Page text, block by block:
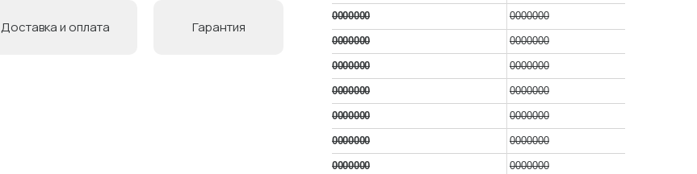
0000000
0000000
0000000
0000000
0000000
0000000
0000000
0000000
0000000
0000000
0000000
0000000
0000000
0000000
Гарантия
Доставка и оплата